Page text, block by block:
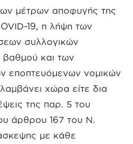
μέτρων αποφυγής της
19, η λήψη των
συλλογικών
και των
εποπτευόμενων νομικών
χώρα είτε δια
της παρ. 5 του
άρθρου 167 του Ν.
με κάθε